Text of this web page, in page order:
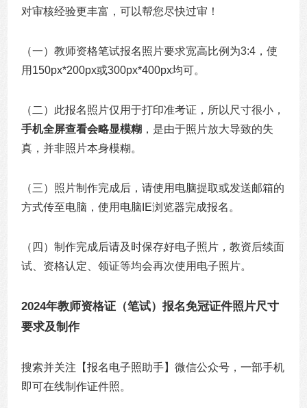
对审核经验更丰富，可以帮您尽快过审！
（一）教师资格笔试报名照片要求宽高比例为3:4，使
用150px*200px或300px*400px均可。
（二）此报名照片仅用于打印准考证，所以尺寸很小，
手机全屏查看会略显模糊 ，是由于照片放大导致的失
真，并非照片本身模糊。
（三）照片制作完成后，请使用电脑提取或发送邮箱的
方式传至电脑，使用电脑IE浏览器完成报名。
（四）制作完成后请及时保存好电子照片，教资后续面
试、资格认定、领证等均会再次使用电子照片。
2024年教师资格证（笔试）报名免冠证件照片尺寸
要求及制作
搜索并关注【报名电子照助手】微信公众号，一部手机
即可在线制作证件照。